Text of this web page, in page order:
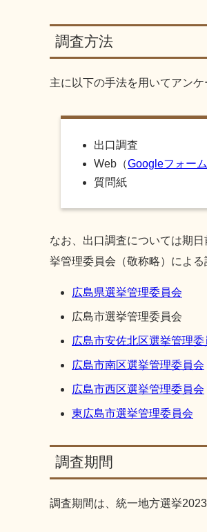
調査方法
主に以下の手法を用いてアン
出口調査
Web（Googleフォーム
質問紙
なお、出口調査については期
挙管理委員会（敬称略）によ
広島県選挙管理委員会
広島市選挙管理委員会
広島市安佐北区選挙管理委
広島市南区選挙管理委員会
広島市西区選挙管理委員会
東広島市選挙管理委員会
調査期間
調査期間は、統一地方選挙